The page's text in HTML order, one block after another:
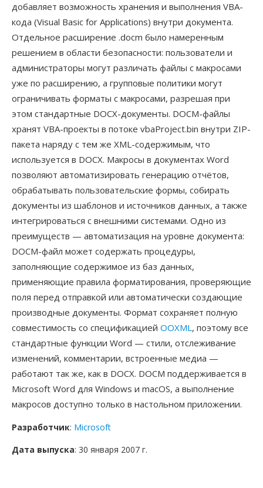
добавляет возможность хранения и выполнения VBA-
кода (Visual Basic for Applications) внутри документа.
Отдельное расширение .docm было намеренным
решением в области безопасности: пользователи и
администраторы могут различать файлы с макросами
уже по расширению, а групповые политики могут
ограничивать форматы с макросами, разрешая при
этом стандартные DOCX-документы. DOCM-файлы
хранят VBA-проекты в потоке vbaProject.bin внутри ZIP-
пакета наряду с тем же XML-содержимым, что
используется в DOCX. Макросы в документах Word
позволяют автоматизировать генерацию отчётов,
обрабатывать пользовательские формы, собирать
документы из шаблонов и источников данных, а также
интегрироваться с внешними системами. Одно из
преимуществ — автоматизация на уровне документа:
DOCM-файл может содержать процедуры,
заполняющие содержимое из баз данных,
применяющие правила форматирования, проверяющие
поля перед отправкой или автоматически создающие
производные документы. Формат сохраняет полную
совместимость со спецификацией OOXML, поэтому все
стандартные функции Word — стили, отслеживание
изменений, комментарии, встроенные медиа —
работают так же, как в DOCX. DOCM поддерживается в
Microsoft Word для Windows и macOS, а выполнение
макросов доступно только в настольном приложении.
Разработчик: Microsoft
Дата выпуска: 30 января 2007 г.